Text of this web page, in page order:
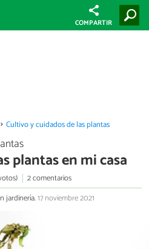
COMPARTIR
Cultivo y cuidados de las plantas
plantas en mi casa
2 comentarios
jardinería.17 noviembre 2021